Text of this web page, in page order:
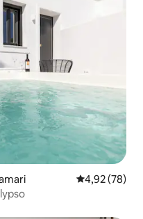
Povprečna
4,92 (78)